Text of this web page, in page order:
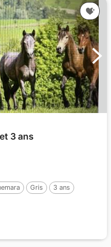
3 ans
Gris 3 ans